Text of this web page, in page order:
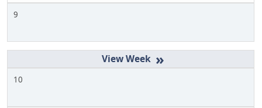
9
»
10